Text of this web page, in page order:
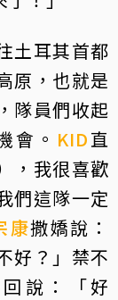
土耳其首都
原，也就是
隊員們收起
會。 KID直
，我很喜歡
們這隊一定
康撒嬌說：
好？」禁不
說：「好